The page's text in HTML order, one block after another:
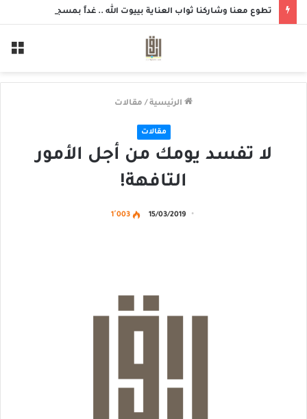
الرئيسية / مقالات
مقالات
لا تفسد يومك من أجل الأمور
التافهة!
15/03/2019 1٬003